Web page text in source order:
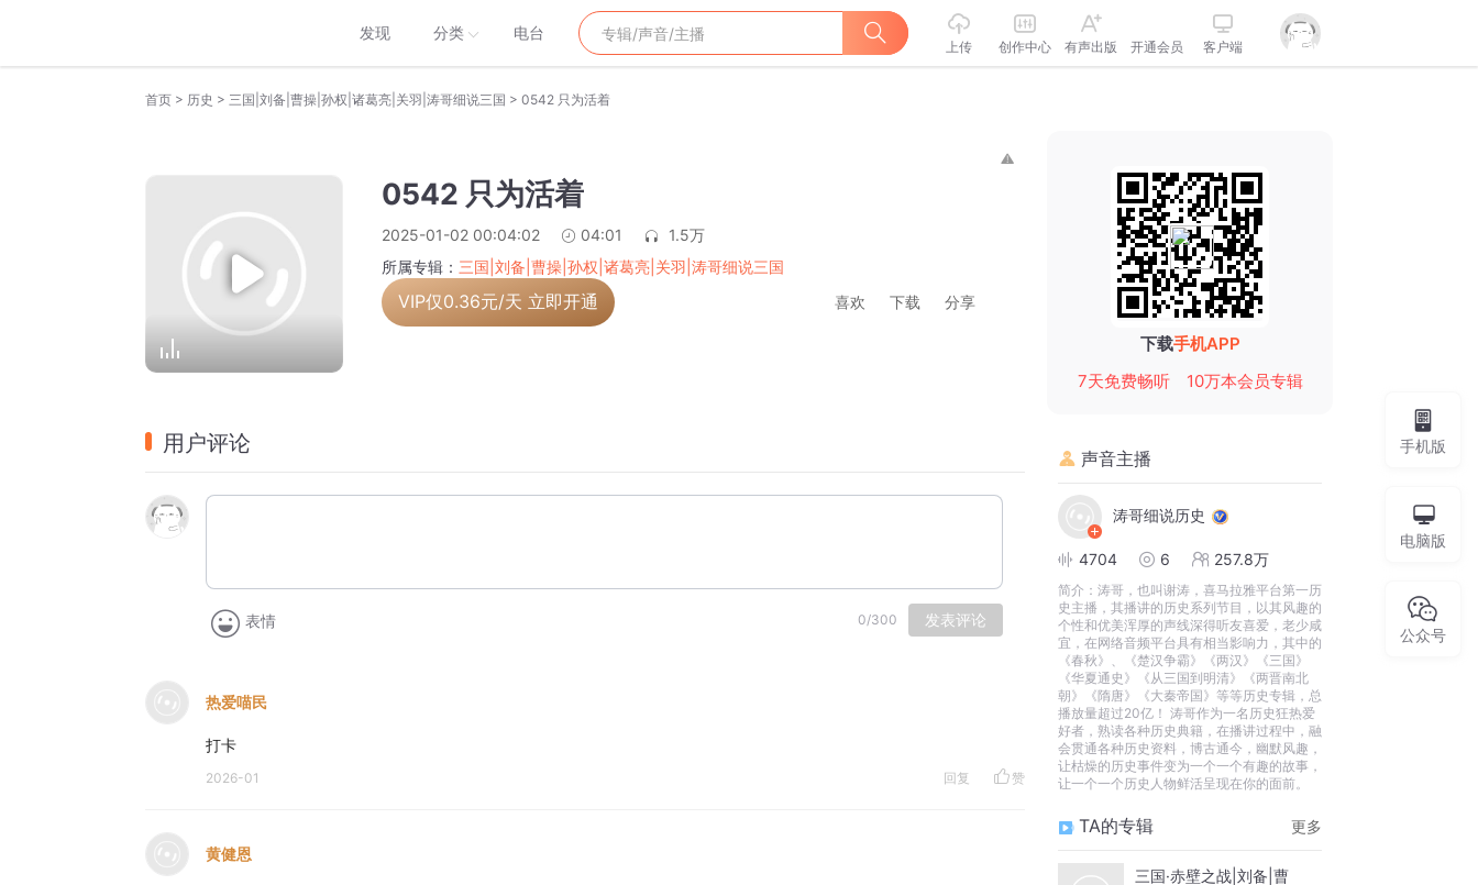
发现 分类 电台
上传 创作中心 有声出版 开通会员 客户端
首页 > 历史 > 三国|刘备|曹操|孙权|诸葛亮|关羽|涛哥细说三国 > 0542 只为活着
0542 只为活着
2025-01-02 00:04:02 04:01
1.5万
所属专辑： 三国|刘备|曹操|孙权|诸葛亮|关羽|涛哥细说三国
VIP仅0.36元/天 立即开通 喜欢 下载 分享
用户评论
表情 0/300 发表评论
热爱喵民
打卡
2026-01 回复 赞
黄健恩
下载手机APP
7天免费畅听
10万本会员专辑
声音主播
涛哥细说历史
4704 6 257.8万
简介： 涛哥，也叫谢涛，喜马拉雅平台第一历
史主播，其播讲的历史系列节目，以其风趣的
个性和优美浑厚的声线深得听友喜爱，老少咸
宜，在网络音频平台具有相当影响力，其中的
《春秋》、《楚汉争霸》《两汉》《三国》
《华夏通史》《从三国到明清》《两晋南北
朝》《隋唐》《大秦帝国》等等历史专辑，总
播放量超过20亿！ 涛哥作为一名历史狂热爱
好者，熟读各种历史典籍，在播讲过程中，融
会贯通各种历史资料，博古通今，幽默风趣，
让枯燥的历史事件变为一个一个有趣的故事，
让一个一个历史人物鲜活呈现在你的面前。
TA的专辑 更多
三国·赤壁之战|刘备|曹
手机版
电脑版
公众号